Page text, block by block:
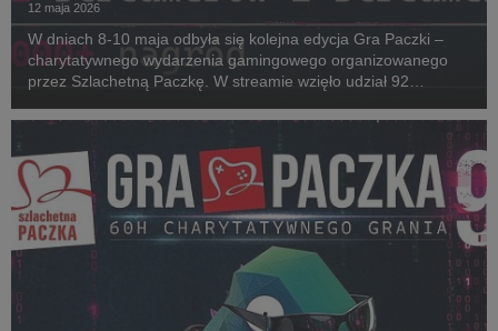
12 maja 2026
W dniach 8-10 maja odbyła się kolejna edycja Gra Paczki –
charytatywnego wydarzenia gamingowego organizowanego
przez Szlachetną Paczkę. W streamie wzięło udział 92
Noble Cup zwyciężył Enno, który wraz ze swoją ...